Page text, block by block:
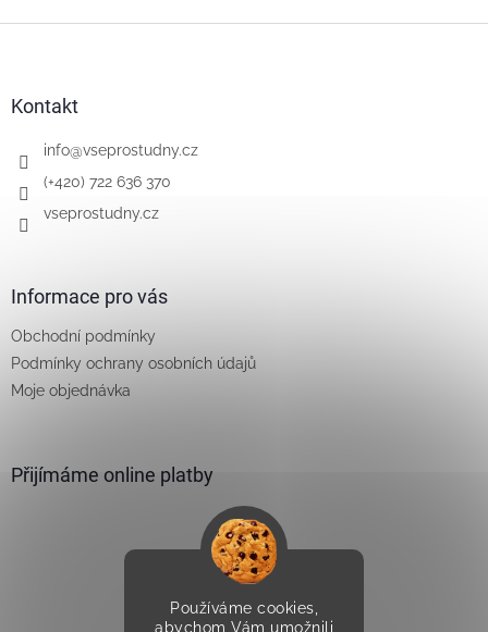
Používáme cookies,
abychom Vám umožnili
Kontakt
info@vseprostudny.cz
(+420) 722 636 370
vseprostudny.cz
Informace pro vás
Obchodní podmínky
Podmínky ochrany osobních údajů
Moje objednávka
Přijímáme online platby
Vytvořilo Studio Avocado